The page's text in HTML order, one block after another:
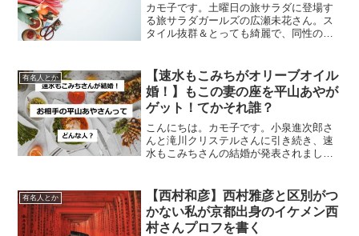
カモ子です。土曜日の旅サラダに登場す
る旅サラダガールズの広瀬未花さん。ス
タイル抜群＆とっても綺麗で、同性の私
めてみたいと思います！！旅サラダガー
ルズ広瀬未花基本プロフィ...
有名人とか
【速水もこみちがオリーブオイル
婚！】もこの妻の座を平山あやが
ゲット！てかそれ誰？
こんにちは。カモ子です。小泉進次郎さ
んと滝川クリステルさんに引き続き、速
水もこみちさんの結婚が発表されまし
とですが、「平山あやってあの目のぱっ
ちりした可愛い女優・・・？...
有名人とか
【西村和彦】西村雅彦と区別がつ
かない私が京都出身のイケメン西
村さんプロフを書く